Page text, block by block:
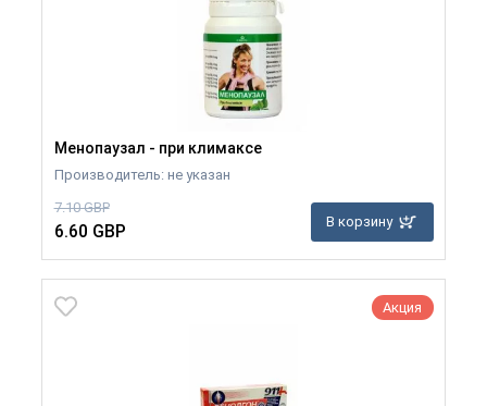
Менопаузал - при климаксе
Производитель: не указан
7.10 GBP
6.60 GBP В корзину
Акция